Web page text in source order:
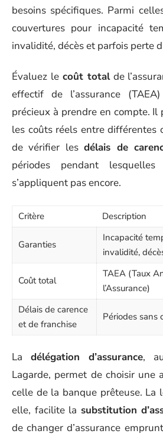
besoins spécifiques. Parmi
couvertures pour incapacité
invalidité, décès et parfois perte
Évaluez le coût totalde
effectif de l’assurance
précieux à prendre en compte. Il
les coûts réels entre différentes
de vérifier lesdélais de
périodes pendant
s’appliquent pas encore.
Critère Description
Garanties
Incapacité
invalidité,
Coût total
TAEA (Taux
l’Assurance)
Délais de carence
et de franchise
Périodes sans
La délégation d’assurance,
Lagarde, permet de choisir une
celle de la banque prêteuse. La
elle, facilite la substitution
de changer d’assurance